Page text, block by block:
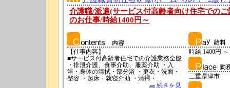
介護職/派遣(サービス付高齢者向け住宅での
のお仕事/時給1400円～
【仕事内容】
■サービス付高齢者住宅での介護業務全般
・排泄介護、食事介助、服薬介助 ・入
浴・身体の清拭・部分浴 ・更衣・洗面・
整容 ・起床・就寝介助 ・清掃・...
続きを見
時給 1400円
三重県津市